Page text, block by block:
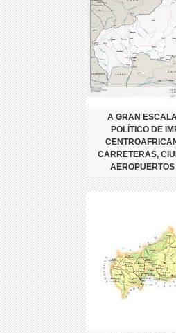
A GRAN
POLÍTICO DE
CARRETERAS,